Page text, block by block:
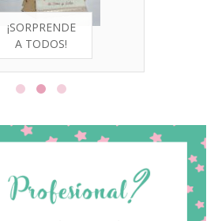
¡SORPRENDE
A TODOS!